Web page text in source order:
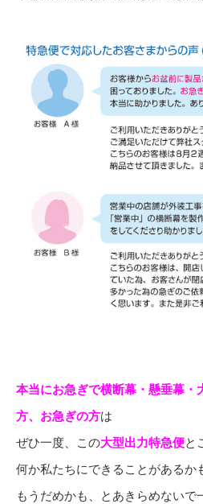
本当にお急ぎで横断幕・懸垂幕・
方、お急ぎの方は
ぜひ一度、この大型出力特急便と
何か私たちにできることがあるか
もうだめかも、とあきらめないで